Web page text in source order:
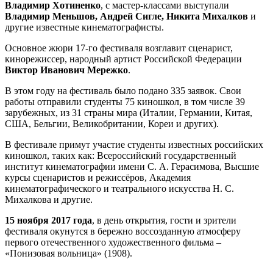
Владимир Хотиненко, с мастер-классами выступали
Владимир Меньшов, Андрей Сигле, Никита Михалков и
другие известные кинематографисты.
Основное жюри 17-го фестиваля возглавит сценарист,
кинорежиссер, народный артист Российской Федерации
Виктор Иванович Мережко.
В этом году на фестиваль было подано 335 заявок. Свои
работы отправили студенты 75 киношкол, в том числе 39
зарубежных, из 31 страны мира (Италии, Германии, Китая,
США, Бельгии, Великобритании, Кореи и других).
В фестивале примут участие студенты известных российских
киношкол, таких как: Всероссийский государственный
институт кинематографии имени С. А. Герасимова, Высшие
курсы сценаристов и режиссёров, Академия
кинематографического и театрального искусства Н. С.
Михалкова и другие.
15 ноября 2017 года, в день открытия, гости и зрители
фестиваля окунутся в бережно воссозданную атмосферу
первого отечественного художественного фильма –
«Понизовая вольница» (1908).